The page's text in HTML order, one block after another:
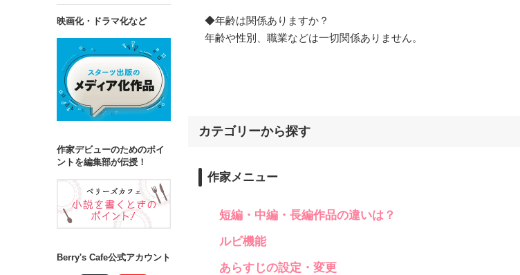
◆年齢は関係ありますか？
年齢や性別、職業などは一切関係ありません。
カテゴリーから探す
作家メニュー
短編・中編・長編作品の違いは？
ルビ機能
あらすじの設定・変更
映画化・ドラマ化など
作家デビューのためのポイ
ントを編集部が伝授！
Berry's Cafe公式アカウント